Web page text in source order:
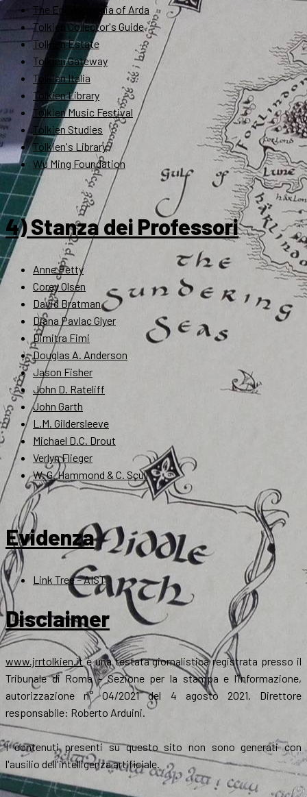
The Encyclopedia of Arda
Tolkien Collector's Guide
Tolkien Estate
Tolkien Gateway
Tolkien Italia
Tolkien Library
Tolkien Music Festival
Tolkien Studies
Tolkien's Library
Wu Ming Foundation
4) Stanza dei Professori
Anne Petty
Corey Olsen
David Bratman
Diana Pavlac Glyer
Dimitra Fimi
Douglas A. Anderson
Jason Fisher
John D. Rateliff
John Garth
L.M. Gildersleeve
Michael D.C. Drout
Verlyn Flieger
W. G. Hammond & C. Scull
Evidenza
Link Tree – AIST
Disclaimer
www.jrrtolkien.itè una testata giornalistica registrata presso il
Tribunale di Roma - Sezione per la stampa e l’informazione,
autorizzazione n° 04/2021 del 4 agosto 2021. Direttore
responsabile: Roberto Arduini.
I contenuti presenti su questo sito non sono generati con
l'ausilio dell'intelligenza artificiale.